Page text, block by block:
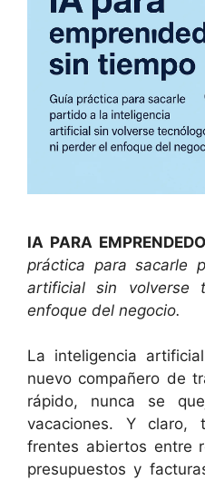
IA PARA
práctica para sacarle
artificial sin volverse
enfoque del negocio.
La inteligencia
nuevo compañero de
rápido, nunca se
vacaciones. Y
frentes abiertos entre
presupuestos y